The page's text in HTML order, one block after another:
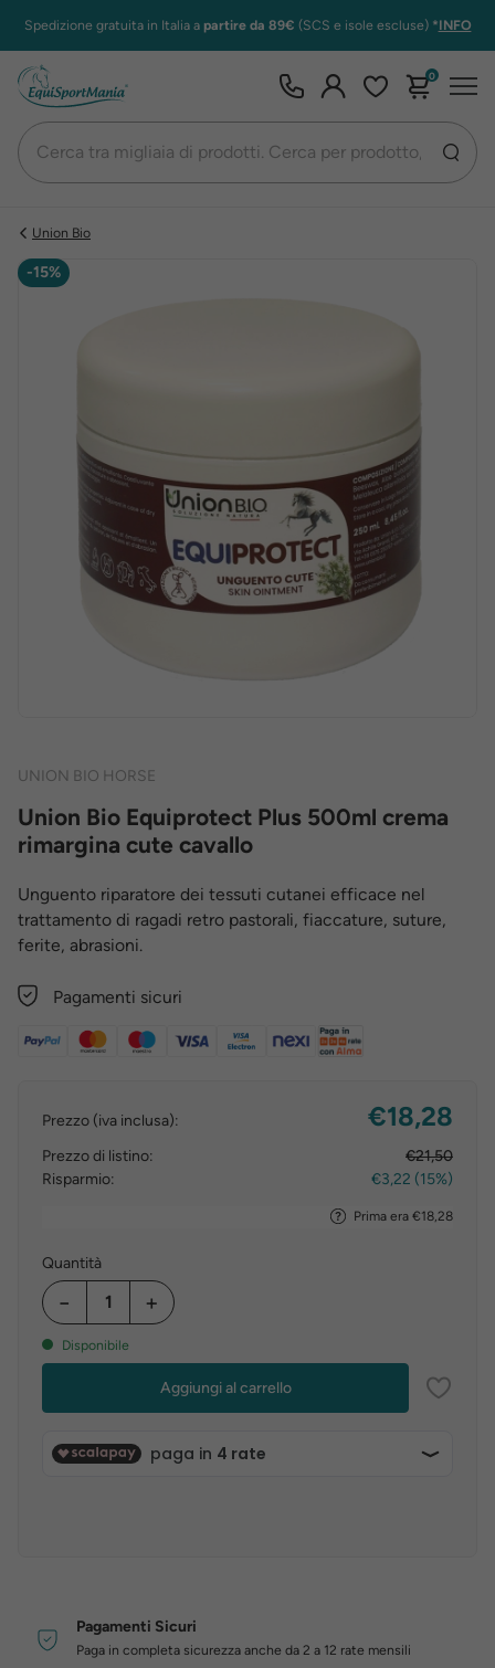
Spedizione gratuita in Italia a partire da 89€ (SCS e isole escluse) *INFO
0
Union Bio
-15%
UNION BIO HORSE
Union Bio Equiprotect Plus 500ml crema
rimargina cute cavallo
Unguento riparatore dei tessuti cutanei efficace nel
trattamento di ragadi retro pastorali, fiaccature, suture,
ferite, abrasioni.
Pagamenti sicuri
Prezzo (iva inclusa): €18,28
Prezzo di listino:
€21,50
Risparmio:
€3,22 (15%)
Prima era €18,28
Quantità
− +
Disponibile
Aggiungi al carrello
Pagamenti Sicuri
Paga in completa sicurezza anche da 2 a 12 rate mensili